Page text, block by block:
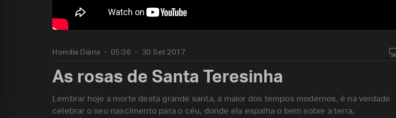
Homilia Diária 05:36 30 Set 2017
As rosas de Santa Teresinha
Lembrar hoje a morte desta grande santa, a maior dos tempos modernos, é na verdade
celebrar o seu nascimento para o céu, donde ela espalha o bem sobre a terra,